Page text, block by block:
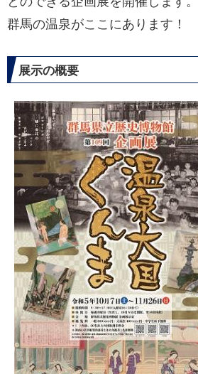
群馬の温泉がここにあります！
展示の概要